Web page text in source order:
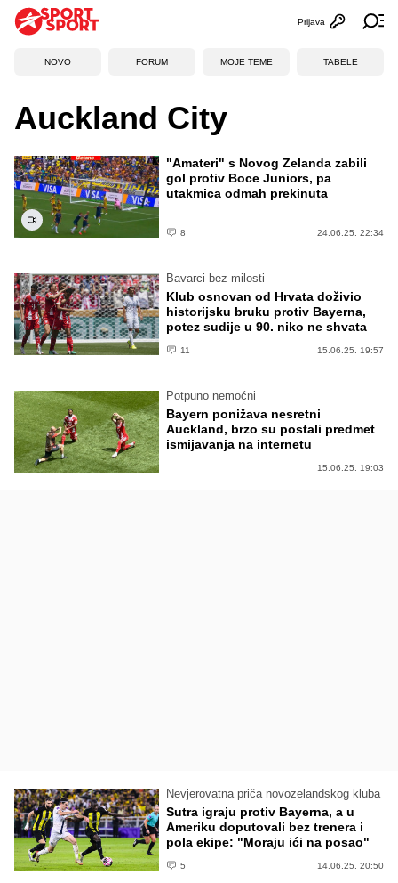
Otvori
Prijava
NOVO FORUM MOJE TEME TABELE
Auckland City
"Amateri" s Novog Zelanda zabili
gol protiv Boce Juniors, pa
utakmica odmah prekinuta
8 24.06.25. 22:34
Bavarci bez milosti
Klub osnovan od Hrvata doživio
historijsku bruku protiv Bayerna,
potez sudije u 90. niko ne shvata
11 15.06.25. 19:57
Potpuno nemoćni
Bayern ponižava nesretni
Auckland, brzo su postali predmet
ismijavanja na internetu
15.06.25. 19:03
Nevjerovatna priča novozelandskog kluba
Sutra igraju protiv Bayerna, a u
Ameriku doputovali bez trenera i
pola ekipe: "Moraju ići na posao"
5 14.06.25. 20:50